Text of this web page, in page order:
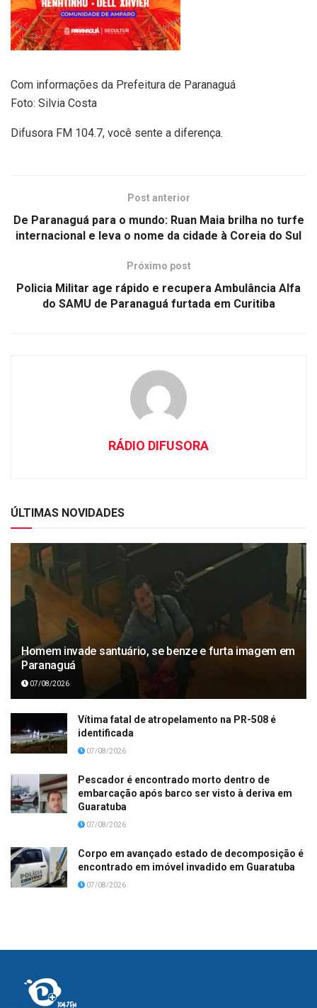
Com informações da Prefeitura de Paranaguá
Foto: Silvia Costa
Difusora FM 104.7, você sente a diferença.
Post anterior
De Paranaguá para o mundo: Ruan Maia brilha no turfe
internacional e leva o nome da cidade à Coreia do Sul
Próximo post
Policia Militar age rápido e recupera Ambulância Alfa
do SAMU de Paranaguá furtada em Curitiba
RÁDIO DIFUSORA
ÚLTIMAS NOVIDADES
Homem invade santuário, se benze e furta imagem em
Paranaguá
07/08/2026
Vítima fatal de atropelamento na PR-508 é
identificada
07/08/2026
Pescador é encontrado morto dentro de
embarcação após barco ser visto à deriva em
Guaratuba
07/08/2026
Corpo em avançado estado de decomposição é
encontrado em imóvel invadido em Guaratuba
07/08/2026